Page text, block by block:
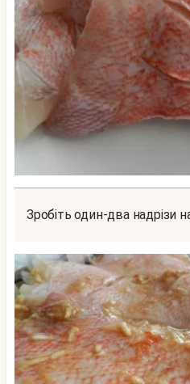
Зробіть один-два надрізи